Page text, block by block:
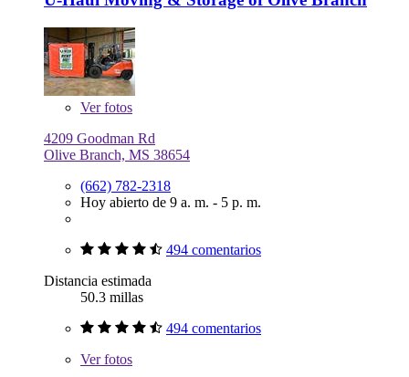
Verfotos
4209 Goodman Rd
Olive Branch, MS 38654
(662) 782-2318
Hoy abierto de 9 a. m. - 5 p. m.
494 comentarios
Distancia estimada
50.3 millas
494 comentarios
Verfotos